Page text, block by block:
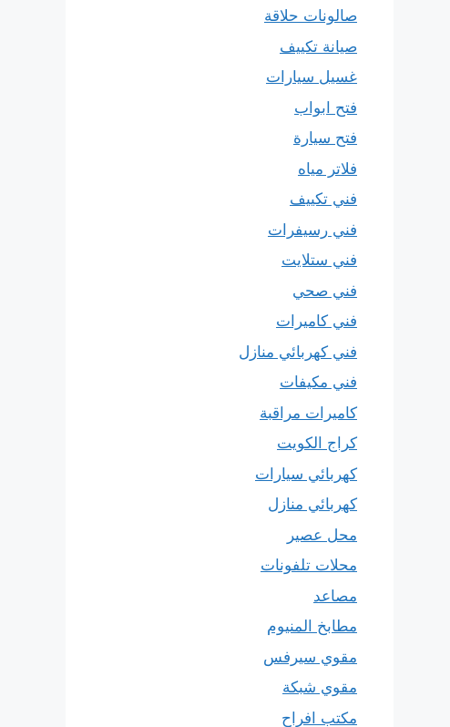
صالونات حلاقة
صيانة تكييف
غسيل سيارات
فتح ابواب
فتح سيارة
فلاتر مياه
فني تكييف
فني رسيفرات
فني ستلايت
فني صحي
فني كاميرات
فني كهربائي منازل
فني مكيفات
كاميرات مراقبة
كراج الكويت
كهربائي سيارات
كهربائي منازل
محل عصير
محلات تلفونات
مصاعد
مطابخ المنيوم
مقوي سيرفس
مقوي شبكة
مكتب افراح